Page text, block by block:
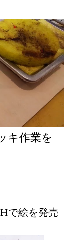
キ作業を
で絵を発売